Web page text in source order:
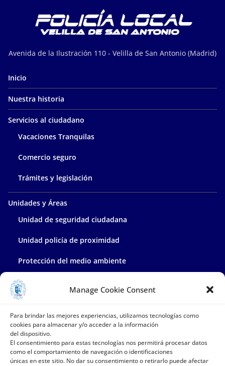
Manage Cookie Consent
Para brindar las mejores experiencias, utilizamos tecnologías como
cookies para almacenar y/o acceder a la información
del dispositivo.
El consentimiento para estas tecnologías nos permitirá procesar datos
como el comportamiento de navegación o identificaciones
únicas en este sitio. No dar su consentimiento o retirarlo puede afectar
Avenida de la Ilustración 110 - Velilla de San Antonio (Madrid)
Inicio
Nuestra historia
Servicios al ciudadano
Vacaciones Tranquilas
Comercio seguro
Trámites y legislación
Unidades y Áreas
Unidad de seguridad ciudadana
Unidad policía de proximidad
Protección del medio ambiente
Policía administrativa